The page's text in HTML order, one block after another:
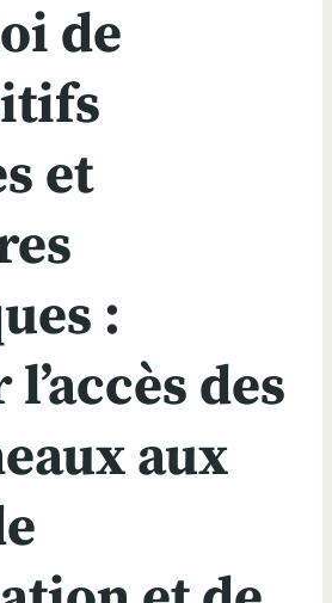
de
et
:
des
aux